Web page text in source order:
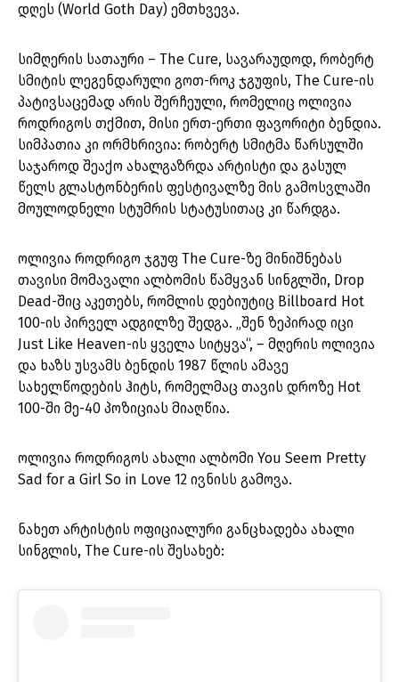
დღეს (World Goth Day) ემთხვევა.
სიმღერის სათაური – The Cure, სავარაუდოდ, რობერტ
სმიტის ლეგენდარული გოთ-როკ ჯგუფის, The Cure-ის
პატივსაცემად არის შერჩეული, რომელიც ოლივია
როდრიგოს თქმით, მისი ერთ-ერთი ფავორიტი ბენდია.
სიმპათია კი ორმხრივია: რობერტ სმიტმა წარსულში
საჯაროდ შეაქო ახალგაზრდა არტისტი და გასულ
წელს გლასტონბერის ფესტივალზე მის გამოსვლაში
მოულოდნელი სტუმრის სტატუსითაც კი წარდგა.
ოლივია როდრიგო ჯგუფ The Cure-ზე მინიშნებას
თავისი მომავალი ალბომის წამყვან სინგლში, Drop
Dead-შიც აკეთებს, რომლის დებიუტიც Billboard Hot
100-ის პირველ ადგილზე შედგა. „შენ ზეპირად იცი
Just Like Heaven-ის ყველა სიტყვა“, – მღერის ოლივია
და ხაზს უსვამს ბენდის 1987 წლის ამავე
სახელწოდების ჰიტს, რომელმაც თავის დროზე Hot
100-ში მე-40 პოზიციას მიაღწია.
ოლივია როდრიგოს ახალი ალბომი You Seem Pretty
Sad for a Girl So in Love 12 ივნისს გამოვა.
ნახეთ არტისტის ოფიციალური განცხადება ახალი
სინგლის, The Cure-ის შესახებ: